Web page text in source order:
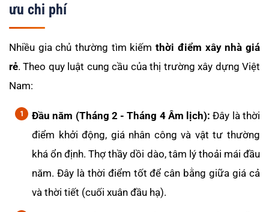
ưu chi phí
Nhiều gia chủ thường tìm kiếmthời điểm xây nhà giá
rẻ. Theo quy luật cung cầu của thị trường xây dựng Việt
Nam:
Đầu năm (Tháng 2 - Tháng 4 Âm lịch): Đây là thời
điểm khởi động, giá nhân công và vật tư thường
khá ổn định. Thợ thầy dồi dào, tâm lý thoải mái đầu
năm. Đây là thời điểm tốt để cân bằng giữa giá cả
và thời tiết (cuối xuân đầu hạ).